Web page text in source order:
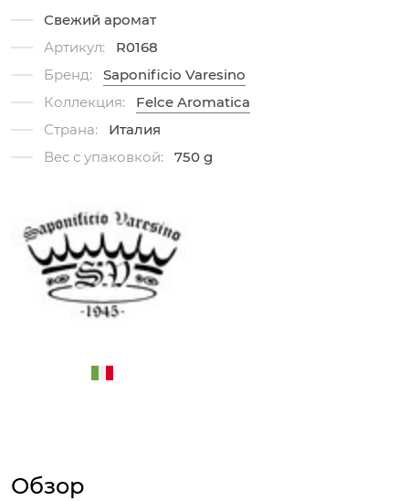
Свежий аромат
Артикул:
R0168
Бренд:
Saponificio Varesino
Коллекция:
Felce Aromatica
Страна:
Италия
Вес с упаковкой:
750 g
Обзор